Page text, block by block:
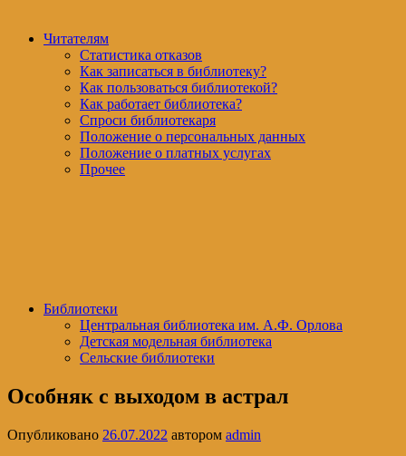
Читателям
Статистика отказов
Как записаться в библиотеку?
Как пользоваться библиотекой?
Как работает библиотека?
Спроси библиотекаря
Положение о персональных данных
Положение о платных услугах
Прочее
Библиотеки
Центральная библиотека им. А.Ф. Орлова
Детская модельная библиотека
Сельские библиотеки
Особняк с выходом в астрал
Опубликовано 26.07.2022 автором admin